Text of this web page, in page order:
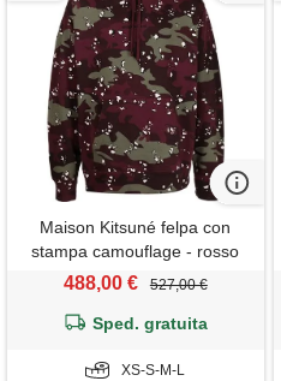
Maison Kitsuné felpa con
stampa camouflage - rosso
488,00 € 527,00 €
Sped. gratuita
XS-S-M-L